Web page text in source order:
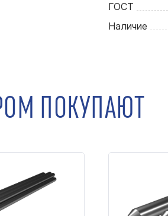
ГОСТ
Наличие
ПОКУПАЮТ